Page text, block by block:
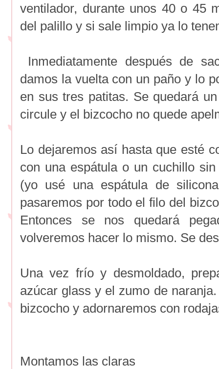
ventilador, durante unos 40 o 45
del palillo y si sale limpio ya lo
Inmediatamente después de
damos la vuelta con un paño y lo
en sus tres patitas. Se quedará
circule y el bizcocho no quede
Lo dejaremos así hasta que esté
con una espátula o un cuchillo
(yo usé una espátula de
pasaremos por todo el filo del
Entonces se nos quedará
volveremos hacer lo mismo. Se
Una vez frío y desmoldado,
azúcar glass y el zumo de
bizcocho y adornaremos con
Montamos las claras